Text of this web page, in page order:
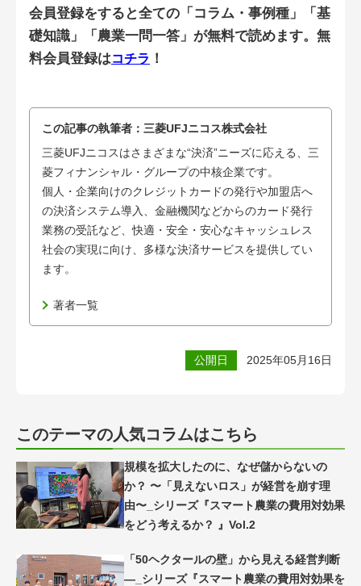
会員登録をすると全ての「コラム・事例種」「基
礎知識」「農業一問一答」が無料で読めます。 無
料会員登録はコチラ ！
この記事の執筆者： 三菱UFJニコス株式会社
三菱UFJニコスはさまざまな“決済”ニーズに応える、三
菱フィナンシャル・グループの中核企業です。
個人・企業向けのクレジットカードの発行や加盟店へ
の決済システム導入、金融機関などからのカード発行
業務の受託など、快適・安全・安心なキャッシュレス
社会の実現に向け、多様な決済サービスを提供してい
ます。
著者一覧
公開日 2025年05月16日
このテーマの人気コラムはこちら
規模を拡大したのに、なぜ儲からないの
か？ 〜「見えないロス」が経営を崩す理
由〜_シリーズ『スマート農業の費用対効果
をどう考えるか？ 』Vol.2
「50ヘクタールの壁」から見える経営判断
―_シリーズ『スマート農業の費用対効果を